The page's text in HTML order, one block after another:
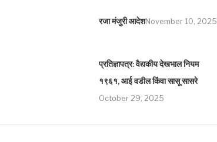
रजा मंजुरी आदेशNovember 10, 2025
प्रतिज्ञापत्र: वैद्यकीय देखभाल नियम
१९६१, आई वडील किंवा सासू सासरे
October 29, 2025